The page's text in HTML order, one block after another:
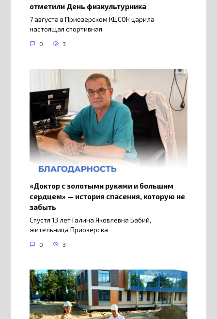
отметили День физкультурника
7 августа в Приозерском КЦСОН царила
настоящая спортивная
0 3
«Доктор с золотыми руками и большим
сердцем» — история спасения, которую не
забыть
Спустя 13 лет Галина Яковлевна Бабий,
жительница Приозерска
0 3